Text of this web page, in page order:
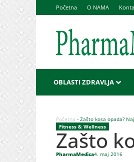
Početna O NAMA
OBLASTI ZDRAVLJA
Početna - Zašto kosa opada?
Fitness & Wellness
Zašto
PharmaMedica4. maj 2016